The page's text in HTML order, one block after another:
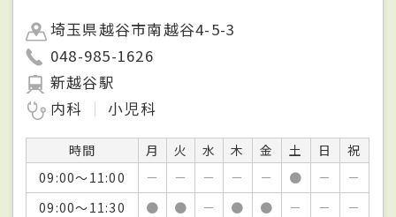
埼玉県越谷市南越谷4-5-3
048-985-1626
新越谷駅
内科
小児科
時間 月 火 水 木 金 土 日
祝
09:00～11:00
－ － － － － ● －
－
09:00～11:30
● ● － ● ● － －
－